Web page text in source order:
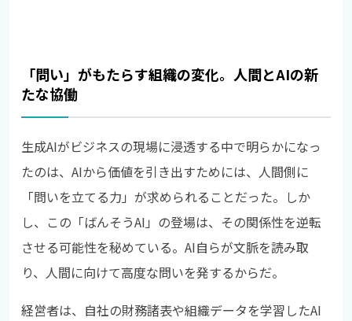
「問い」がもたらす組織の変化。人間とAIの新
たな協働
生成AIがビジネスの現場に浸透する中で明らかになっ
たのは、AIから価値を引き出すためには、人間側に
「問いを立てる力」が求められることだった。しか
し、この「ばんそうAI」の登場は、その関係性を逆転
させる可能性を秘めている。AI自らが文脈を読み取
り、人間に向けて高度な問いを発するからだ。
経営者は、自社の財務諸表や組織データを学習したAI